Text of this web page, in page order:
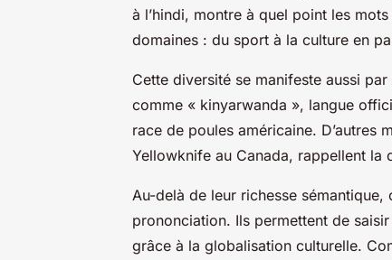
à l’hindi, montre à quel point les
domaines : du sport à la culture en
Cette diversité se manifeste aussi
comme « kinyarwanda », langue
race de poules américaine.
Yellowknife au Canada, rappellent la
Au-delà de leur richesse
prononciation. Ils permettent de
grâce à la globalisation culturelle.